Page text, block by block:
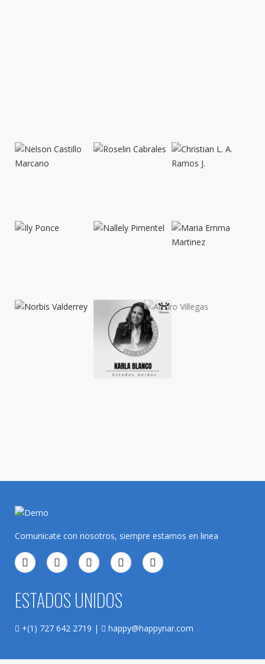
Comunicate con nosotros, siempre estamos en linea
ESTADOS UNIDOS
+(1) 727 642 2719 | happy@happynar.com